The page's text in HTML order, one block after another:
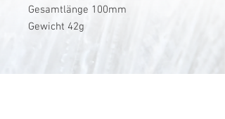
Gesamtlänge 100mm
Gewicht 42g